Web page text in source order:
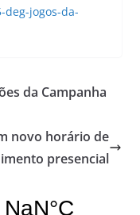
jogos-da-
da Campanha
novo horário de
presencial